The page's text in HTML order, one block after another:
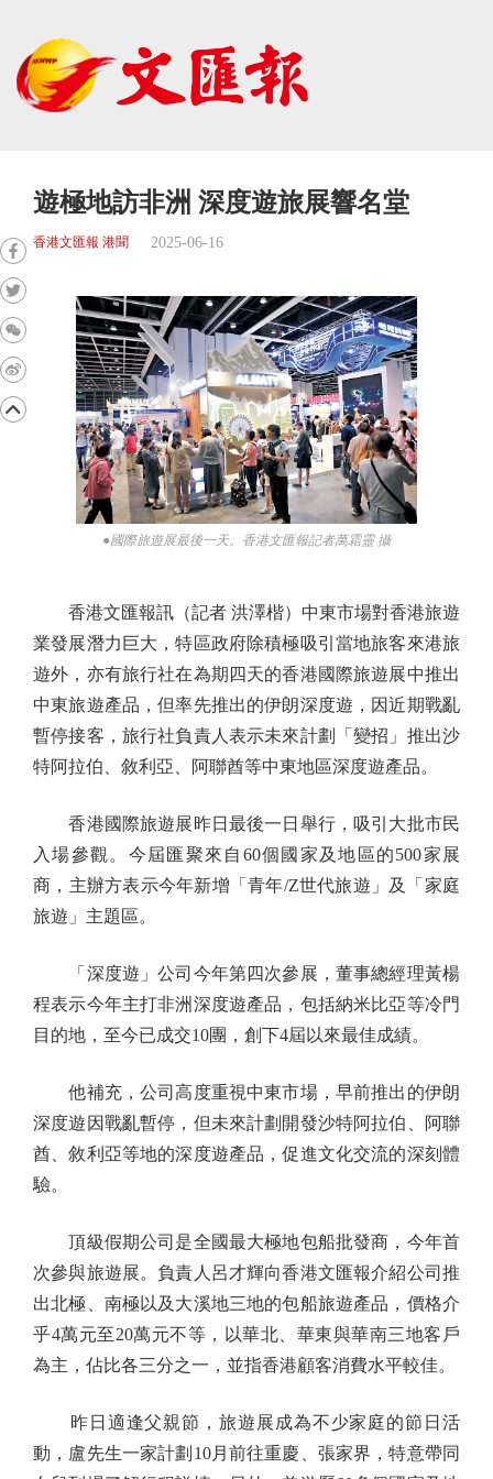
遊極地訪非洲 深度遊旅展響名堂
香港文匯報 港聞 2025-06-16
●國際旅遊展最後一天。香港文匯報記者萬霜靈 攝
香港文匯報訊（記者 洪澤楷）中東市場對香港旅遊
業發展潛力巨大，特區政府除積極吸引當地旅客來港旅
遊外，亦有旅行社在為期四天的香港國際旅遊展中推出
中東旅遊產品，但率先推出的伊朗深度遊，因近期戰亂
暫停接客，旅行社負責人表示未來計劃「變招」推出沙
特阿拉伯、敘利亞、阿聯酋等中東地區深度遊產品。
香港國際旅遊展昨日最後一日舉行，吸引大批市民
入場參觀。今屆匯聚來自60個國家及地區的500家展
商，主辦方表示今年新增「青年/Z世代旅遊」及「家庭
旅遊」主題區。
「深度遊」公司今年第四次參展，董事總經理黃楊
程表示今年主打非洲深度遊產品，包括納米比亞等冷門
目的地，至今已成交10團，創下4屆以來最佳成績。
他補充，公司高度重視中東市場，早前推出的伊朗
深度遊因戰亂暫停，但未來計劃開發沙特阿拉伯、阿聯
酋、敘利亞等地的深度遊產品，促進文化交流的深刻體
驗。
頂級假期公司是全國最大極地包船批發商，今年首
次參與旅遊展。負責人呂才輝向香港文匯報介紹公司推
出北極、南極以及大溪地三地的包船旅遊產品，價格介
乎4萬元至20萬元不等，以華北、華東與華南三地客戶
為主，佔比各三分之一，並指香港顧客消費水平較佳。
昨日適逢父親節，旅遊展成為不少家庭的節日活
動，盧先生一家計劃10月前往重慶、張家界，特意帶同